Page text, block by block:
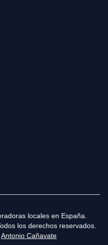
locales en España.
los derechos reservados.
Antonio Cañavate